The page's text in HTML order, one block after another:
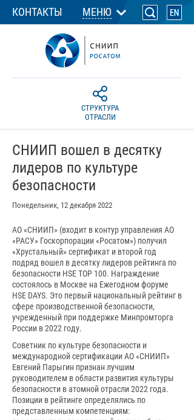
КОНТАКТЫ МЕНЮ
СТРУКТУРА
ОТРАСЛИ
СНИИП вошел в десятку
лидеров по культуре
безопасности
Понедельник, 12 декабря 2022
АО «СНИИП» (входит в контур управления АО
«РАСУ» Госкорпорации «Росатом») получил
«Хрустальный» сертификат и второй год
подряд вошел в десятку лидеров рейтинга по
безопасности HSE TOP 100. Награждение
состоялось в Москве на Ежегодном форуме
HSE DAYS. Это первый национальный рейтинг в
сфере производственной безопасности,
учрежденный при поддержке Минпромторга
России в 2022 году.
Cоветник по культуре безопасности и
международной сертификации АО «СНИИП»
Евгений Парыгин признан лучшим
руководителем в области развития культуры
безопасности в атомной отрасли 2022 года.
Позиции в рейтинге определялись по
представленным компетенциям: